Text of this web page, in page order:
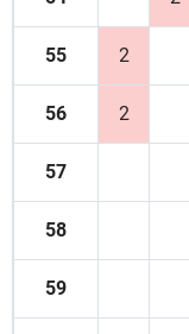
55 2
56 2
57
58
59